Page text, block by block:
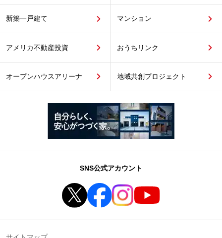
新築一戸建て マンション
アメリカ不動産投資 おうちリンク
オープンハウスアリーナ 地域共創プロジェクト
SNS公式アカウント